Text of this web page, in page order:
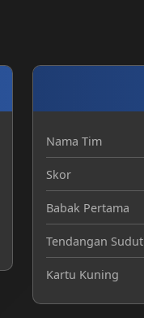
Nama Tim
Skor
Babak Pertama
Tendangan Sudut
Kartu Kuning